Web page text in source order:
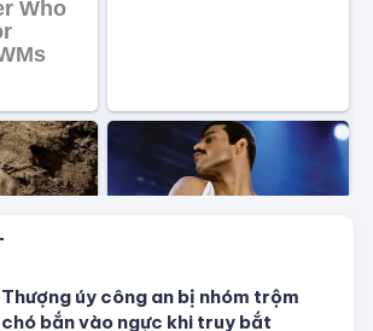
Mệnh Kim hợp màu gì, kỵ màu gì, ứng
mắn, vạn sự hanh thông?
Lý giải tại sao khi đang ngủ mơ đến
khi hấp dẫn nhất thường bị đánh thức